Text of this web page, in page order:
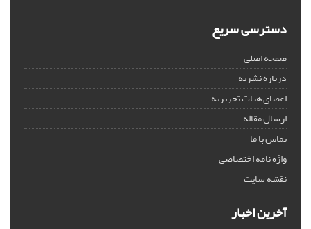
دسترسی سریع
صفحه اصلی
درباره نشریه
اعضای هیات تحریریه
ارسال مقاله
تماس با ما
واژه نامه اختصاصی
نقشه سایت
آخرین اخبار